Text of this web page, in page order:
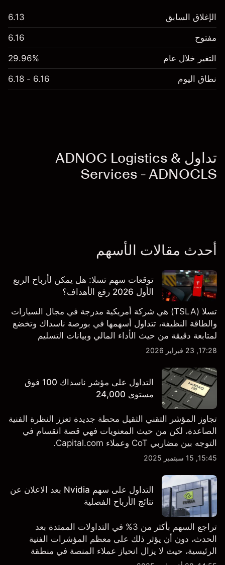
الإغلاق السابق 6.13
مفتوح 6.16
التغير خلال عام 29.96%
نطاق اليوم 6.16 - 6.18
تداول ADNOC Logistics &
Services - ADNOCLS
أحدث مقالات الأسهم
توقعات سهم تسلا: هل يمكن لأرباح الربع
الأول 2026 رفع الأهداف؟
تسلا (TSLA) هي شركة أمريكية مدرجة في مجال السيارات
والطاقة النظيفة، تتداول أسهمها في بورصة ناسداك وتخضع
لمتابعة دقيقة من حيث الأداء المالي وبيانات التسليم
والتطورات في التكنولوجيا والتصنيع. استكشف أهداف أسعار
17:28, 23 فبراير 2026
التداول على مؤشر ناسداك 100 فوق
مستوى 24,000
تجاوز المؤشر التقني الثقيل محطة جديدة تعزز النظرة الفنية
الصاعدة، لكن من حيث المعنويات فهي قصة انقسام في
التوجه بين مضاربي CoT وعملاء Capital.com.
15:45, 15 سبتمبر 2025
التداول على سهم Nvidia بعد الاعلان عن
نتائج الأرباح الفصلية
تراجع السهم بأكثر من 3% في التداولات الممتدة بعد
الحدث، دون أن يؤثر ذلك على معظم المؤشرات الفنية
الرئيسية، حيث لا يزال انحياز عملاء المنصة في منطقة
الشراء المفرط.